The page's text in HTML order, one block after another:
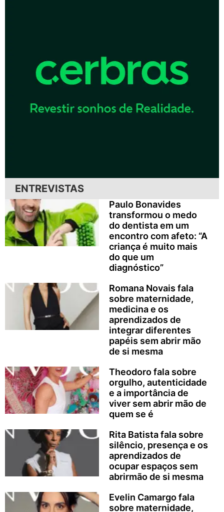
ENTREVISTAS
Paulo Bonavides
transformou o medo
do dentista em um
encontro com afeto: “A
criança é muito mais
do que um
diagnóstico”
Romana Novais fala
sobre maternidade,
medicina e os
aprendizados de
integrar diferentes
papéis sem abrir mão
de si mesma
Theodoro fala sobre
orgulho, autenticidade
e a importância de
viver sem abrir mão de
quem se é
Rita Batista fala sobre
silêncio, presença e os
aprendizados de
ocupar espaços sem
abrirmão de si mesma
Evelin Camargo fala
sobre maternidade,